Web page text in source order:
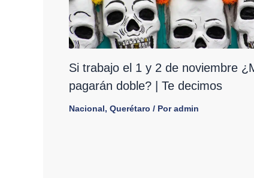
Si trabajo el 1 y 2 de noviembre
pagarán doble? | Te decimos
Nacional, Querétaro / Poradmin